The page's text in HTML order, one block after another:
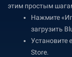
этим простым
Нажмите
загрузить
Установите
Store.